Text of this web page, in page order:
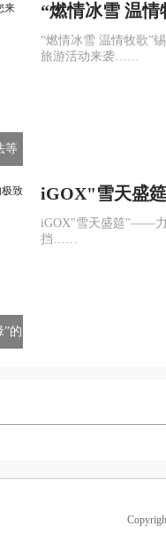
等
“燃情冰雪 温情
勒冬季文体旅
“燃情冰雪 温情牧歌”
旅游活动来袭……
”的
iGOX"雪天盛
不倦，势不可挡
iGOX"雪天盛筵"——
挡……